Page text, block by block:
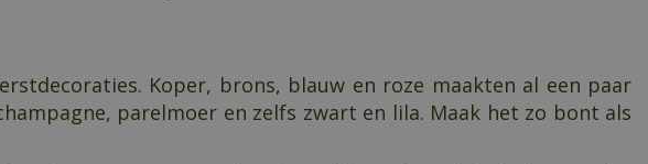
Koper, brons, blauw en roze maakten al een paar
parelmoer en zelfs zwart en lila. Maak het zo bont als